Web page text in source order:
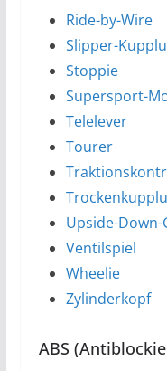
Ride-by-Wire
Slipper-
Stoppie
Supersport-
Telelever
Tourer
Upside-Down-
Ventilspiel
Wheelie
Zylinderkopf
ABS